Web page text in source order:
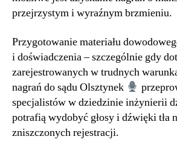
przejrzystym i wyraźnym brzmieniu.
Przygotowanie materiału
i doświadczenia – szczególnie gdy
zarejestrowanych w trudnych
nagrań do sądu Olsztynek
specjalistów w dziedzinie inżynierii
potrafią wydobyć głosy i dźwięki tła
zniszczonych rejestracji.